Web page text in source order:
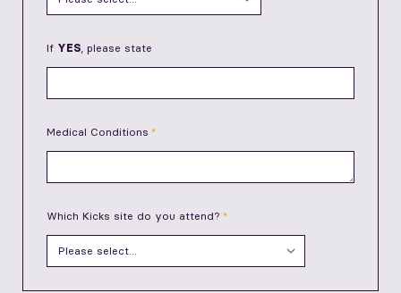
If YES, please state
Medical Conditions
Which Kicks site do you attend?